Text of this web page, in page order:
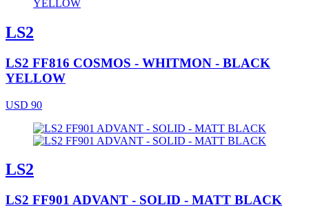
LS2
LS2 FF816 COSMOS - WHITMON - BLACK
YELLOW
USD 90
LS2
LS2 FF901 ADVANT - SOLID - MATT BLACK